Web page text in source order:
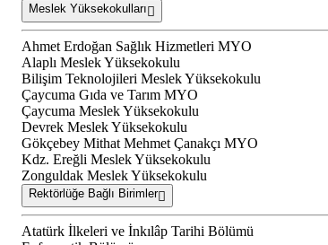
Meslek Yüksekokulları
Ahmet Erdoğan Sağlık Hizmetleri MYO
Alaplı Meslek Yüksekokulu
Bilişim Teknolojileri Meslek Yüksekokulu
Çaycuma Gıda ve Tarım MYO
Çaycuma Meslek Yüksekokulu
Devrek Meslek Yüksekokulu
Gökçebey Mithat Mehmet Çanakçı MYO
Kdz. Ereğli Meslek Yüksekokulu
Zonguldak Meslek Yüksekokulu
Rektörlüğe Bağlı Birimler
Atatürk İlkeleri ve İnkılâp Tarihi Bölümü